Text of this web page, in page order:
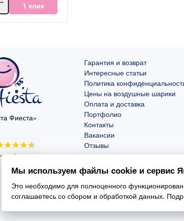
1 клик
Фиеста»
Гарантия и возврат
Интересные статьи
Политика
Цены на воздушные шарики
Оплата и доставка
Портфолио
Контакты
Вакансии
Отзывы
Мы используем файлы cookie и сервис
Это необходимо для полноценного
соглашаетесь со сбором и обработкой данных.